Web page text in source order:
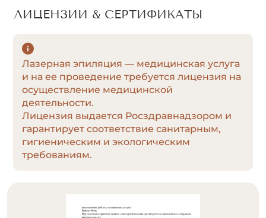
ЛИЦЕНЗИИ & СЕРТИФИКАТЫ
Лазерная эпиляция — медицинская услуга
и на ее проведение требуется лицензия на
осуществление медицинской
деятельности.
Лицензия выдается Росздравнадзором и
гарантирует соответствие санитарным,
гигиеническим и экологическим
требованиям.